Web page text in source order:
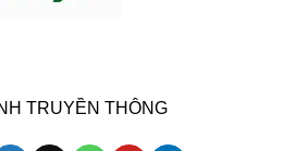
TRUYỀN THÔNG